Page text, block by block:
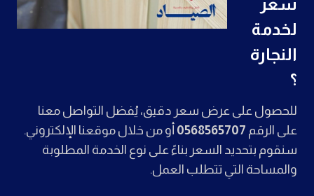
لخدمة
النجارة
؟
للحصول على عرض سعر دقيق، يُفضل التواصل معنا
على الرقم 0568565707 أو من خلال موقعنا الإلكتروني.
سنقوم بتحديد السعر بناءً على نوع الخدمة المطلوبة
والمساحة التي تتطلب العمل.